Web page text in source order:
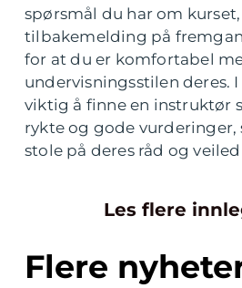
spørsmål du har om
tilbakemelding på
for at du er komfortabel
undervisningsstilen deres.
viktig å finne en instruktør
rykte og gode vurderinger,
stole på deres råd og
Les flere
Flere